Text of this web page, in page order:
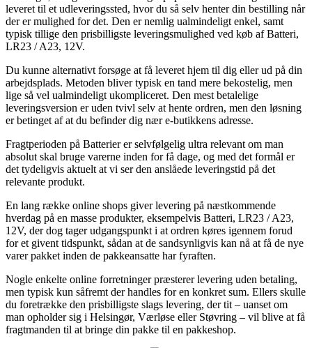
leveret til et udleveringssted, hvor du så selv henter din bestilling når
der er mulighed for det. Den er nemlig ualmindeligt enkel, samt
typisk tillige den prisbilligste leveringsmulighed ved køb af Batteri,
LR23 / A23, 12V.
Du kunne alternativt forsøge at få leveret hjem til dig eller ud på din
arbejdsplads. Metoden bliver typisk en tand mere bekostelig, men
lige så vel ualmindeligt ukompliceret. Den mest betalelige
leveringsversion er uden tvivl selv at hente ordren, men den løsning
er betinget af at du befinder dig nær e-butikkens adresse.
Fragtperioden på Batterier er selvfølgelig ultra relevant om man
absolut skal bruge varerne inden for få dage, og med det formål er
det tydeligvis aktuelt at vi ser den anslåede leveringstid på det
relevante produkt.
En lang række online shops giver levering på næstkommende
hverdag på en masse produkter, eksempelvis Batteri, LR23 / A23,
12V, der dog tager udgangspunkt i at ordren køres igennem forud
for et givent tidspunkt, sådan at de sandsynligvis kan nå at få de nye
varer pakket inden de pakkeansatte har fyraften.
Nogle enkelte online forretninger præsterer levering uden betaling,
men typisk kun såfremt der handles for en konkret sum. Ellers skulle
du foretrække den prisbilligste slags levering, der tit – uanset om
man opholder sig i Helsingør, Værløse eller Støvring – vil blive at få
fragtmanden til at bringe din pakke til en pakkeshop.